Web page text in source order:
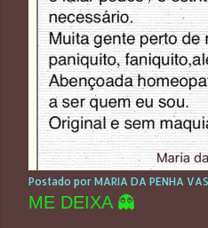
Postado por MARIA DA PENHA
ME DEIXA 👻